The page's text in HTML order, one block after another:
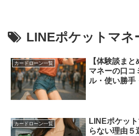
LINEポケットマネ
カードローン一覧
【体験談ま
マネーの口コ
ル・使い勝手
カードローン一覧
LINEポケッ
らない理由５